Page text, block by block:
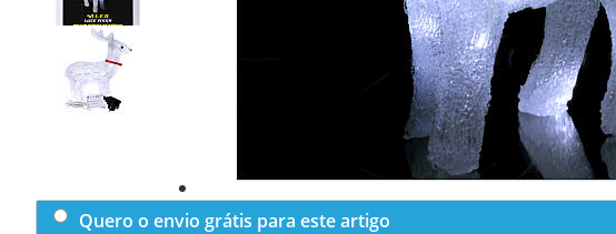
Quero o envio grátis para este artigo